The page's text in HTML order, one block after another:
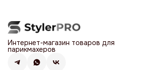
Интернет-магазин товаров для
парикмахеров